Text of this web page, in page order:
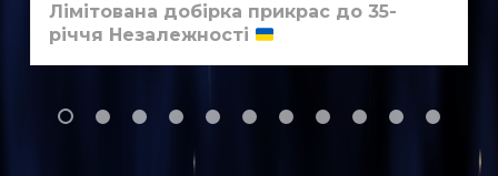
Лімітована добірка прикрас до 35-
річчя Незалежності